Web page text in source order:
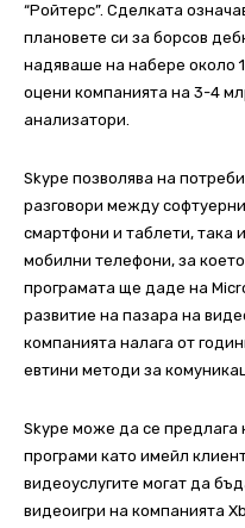
“Ройтерс”. Сделката
плановете си за борсов
надяваше на набере около
оцени компанията на 3-4
анализатори.
Skype позволява на
разговори между
смартфони и таблети, така
мобилни телефони, за
програмата ще даде на
развитие на пазара на
компанията налага от
евтини методи за
Skype може да се предлага
програми като имейл
видеоуслугите могат да
видеоигри на компанията